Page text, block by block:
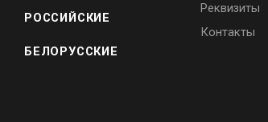
РОССИЙСКИЕ
БЕЛОРУССКИЕ
Реквизиты
Контакты